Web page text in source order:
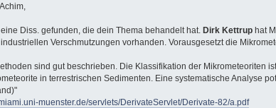
Diss. gefunden, die dein Thema behandelt hat. Dirk Kettruphat
Verschmutzungen vorhanden. Vorausgesetzt die
sind gut beschrieben. Die Klassifikation der Mikrometeoriten
in terrestrischen Sedimenten. Eine systematische Analyse
muenster.de/servlets/DerivateServlet/Derivate-82/a.pdf